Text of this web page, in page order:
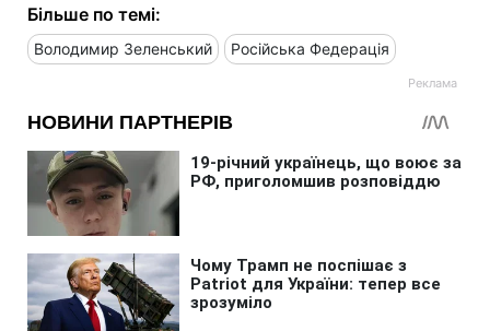
Більше по темі:
Володимир Зеленський Російська Федерація